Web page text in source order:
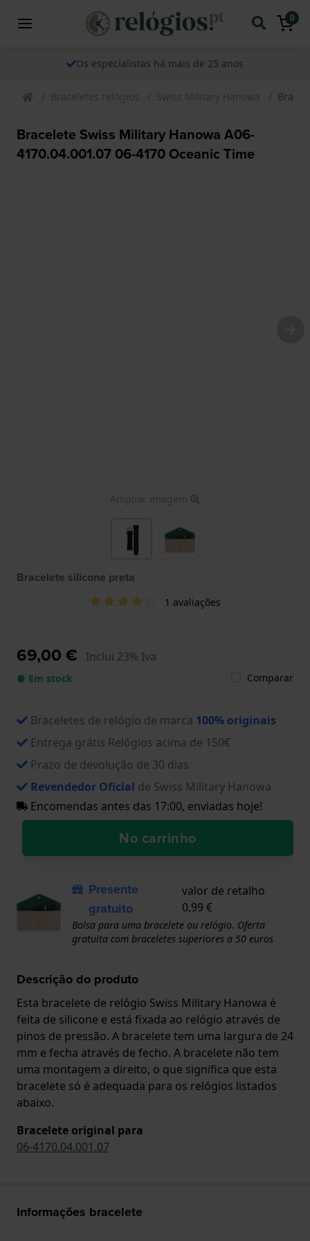
0
Os especialistas há mais de 25 anos
Braceletes relogios Swiss Military Hanowa
Bracelete Swiss Military Hanowa A06-
4170.04.001.07 06-4170 Oceanic Time
Ampliar imagem
Bracelete silicone preta
1 avaliações
69,00 € Inclui 23% Iva
● Em stock Comparar
Braceletes de relógio de marca 100% originais
Entrega grátis Relógios acima de 150€
Prazo de devolução de 30 dias
Revendedor Oficial de Swiss Military Hanowa
Encomendas antes das 17:00, enviadas hoje!
No carrinho
Presente
gratuito
valor de retalho
0,99 €
Bolsa para uma bracelete ou relógio. Oferta
gratuita com braceletes superiores a 50 euros
Descrição do produto
Esta bracelete de relógio Swiss Military Hanowa é
feita de silicone e está fixada ao relógio através de
pinos de pressão. A bracelete tem uma largura de 24
mm e fecha através de fecho. A bracelete não tem
uma montagem a direito, o que significa que esta
bracelete só é adequada para os relógios listados
abaixo.
Bracelete original para
06-4170.04.001.07
Informações bracelete